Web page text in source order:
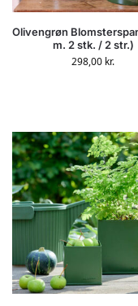
Olivengrøn
m. 2 stk. / 2 str.)
298,00 kr.